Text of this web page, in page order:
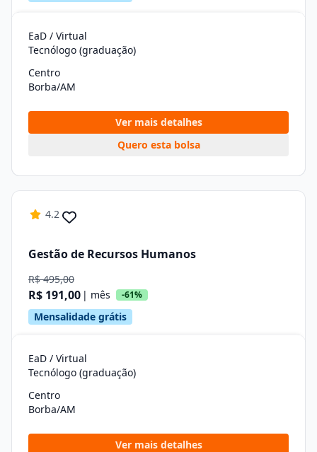
EaD / Virtual
Tecnólogo (graduação)
Centro
Borba/AM
Ver mais detalhes
Quero esta bolsa
4.2
Gestão de Recursos Humanos
R$ 495,00
R$ 191,00 | mês -61%
Mensalidade grátis
EaD / Virtual
Tecnólogo (graduação)
Centro
Borba/AM
Ver mais detalhes